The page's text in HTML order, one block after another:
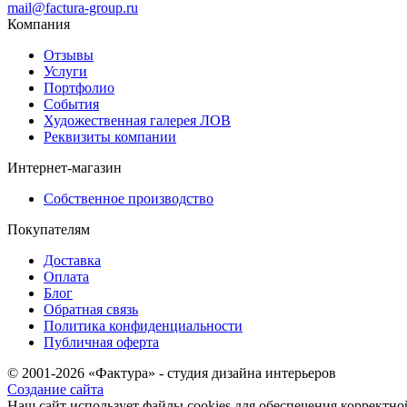
mail@factura-group.ru
Компания
Отзывы
Услуги
Портфолио
События
Художественная галерея ЛОВ
Реквизиты компании
Интернет-магазин
Собственное производство
Покупателям
Доставка
Оплата
Блог
Обратная связь
Политика конфиденциальности
Публичная оферта
© 2001-2026 «Фактура» - студия дизайна интерьеров
Создание сайта